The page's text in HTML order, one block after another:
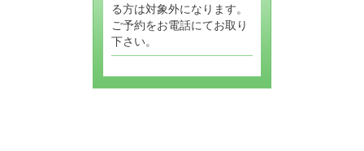
る方は対象外になります。
ご予約をお電話にてお取り
下さい。